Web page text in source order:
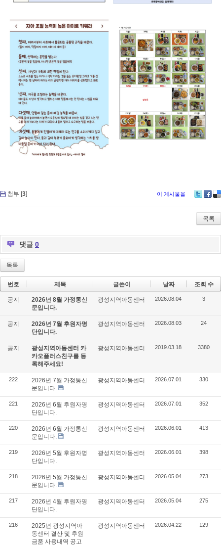
첨부 [3] 이 게시물을
bo
ok
ou
s
목록
댓글 0
목록
번호 제목 글쓴이 날짜 조회 수
공지
2026년 8월 가정통신
문입니다.
광성지역아동센터 2026.08.04 3
공지
2026년 7월 후원자명
단입니다.
광성지역아동센터 2026.08.03 24
공지
광성지역아동센터 카
카오플러스친구를 등
록해주세요!
광성지역아동센터 2019.03.18 3380
222
2026년 7월 가정통신
문입니다.
광성지역아동센터 2026.07.01 330
221
2026년 6월 후원자명
단입니다.
광성지역아동센터 2026.07.01 352
220
2026년 6월 가정통신
문입니다.
광성지역아동센터 2026.06.01 413
219
2026년 5월 후원자명
단입니다.
광성지역아동센터 2026.06.01 398
218
2026년 5월 가정통신
문입니다.
광성지역아동센터 2026.05.04 273
217
2026년 4월 후원자명
단입니다.
광성지역아동센터 2026.05.04 275
216
2025년 광성지역아
동센터 결산 및 후원
금품 사용내역 공고
광성지역아동센터 2026.04.22 129